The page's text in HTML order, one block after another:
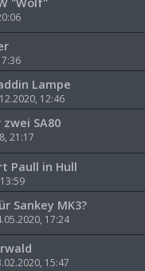
Lampe
12:46
SA80
21:17
Paull in Hull
Sankey MK3?
17:24
15:47